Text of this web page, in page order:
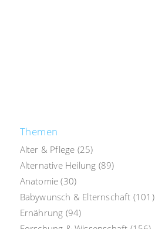
Themen
Alter & Pflege (25)
Alternative Heilung (89)
Anatomie (30)
Babywunsch & Elternschaft (101)
Ernährung (94)